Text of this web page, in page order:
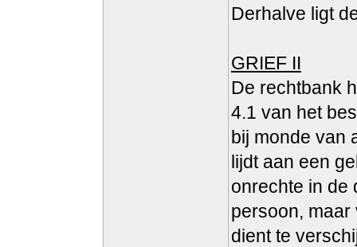
Derhalve ligt
GRIEF II
De rechtbank
4.1 van het
bij monde van
lijdt aan een
onrechte in de
persoon,
dient te